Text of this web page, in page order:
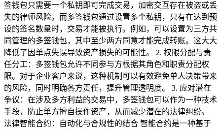
签钱包只需要一个私钥即可完成交易，加密交互存在被盗或丢
失的律师风险。而多签钱包通过设置多个私钥，只有在达到预
设的签名数量时，交易才能被执行。例如，可以设置为三方共
同管理的多签钱包，其中至少两方同意才能完成转账。这大大
降低了因单点失误导致资产损失的可能性。 2. 权限分配与责
任分工：多签钱包允许不同参与方根据其角色和职责分配权
限。对于企业客户来说，这种机制可以有效避免单人决策带来
的风险，同时明确各方责任，提升管理透明度。 3. 应对潜在
争议：在涉及多方利益的交易中，多签钱包可以作为一种技术
手段，防止单方擅自操作资产，从而减少潜在的法律纠纷。
法律智能合约：自动化与合规性的结合 智能合约是一种基于